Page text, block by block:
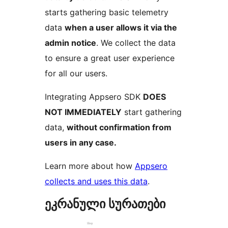
starts gathering basic telemetry
data when a user allows it via the
admin notice. We collect the data
to ensure a great user experience
for all our users.
Integrating Appsero SDK DOES
NOT IMMEDIATELY start gathering
data, without confirmation from
users in any case.
Learn more about how Appsero
collects and uses this data.
ეკრანული სურათები